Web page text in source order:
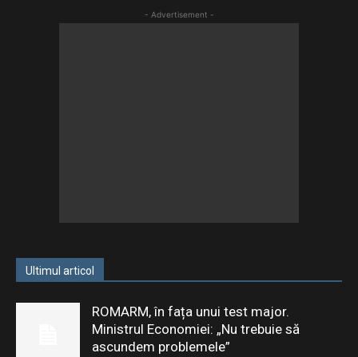
- Advertisement -
Ultimul articol
ROMARM, în fața unui test major.
Ministrul Economiei: „Nu trebuie să
ascundem problemele”